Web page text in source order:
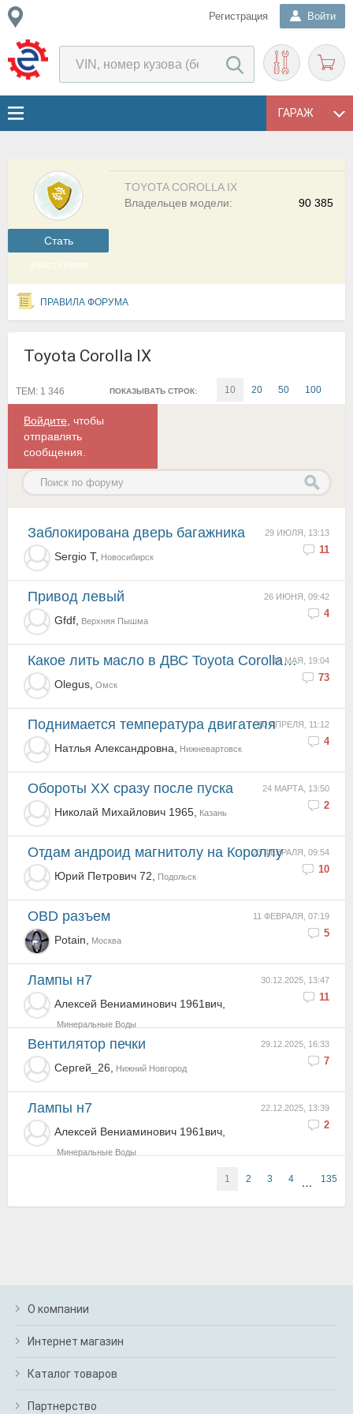
Регистрация Войти
ГАРАЖ
Cтать
участником
TOYOTA COROLLA IX
90 385
Владельцев модели:
ПРАВИЛА ФОРУМА
Toyota Corolla IX
ПОКАЗЫВАТЬ СТРОК: 10 20 50 100
ТЕМ: 1 346
Войдите , чтобы
отправлять
сообщения.
29 ИЮЛЯ, 13:13
11
Заблокирована дверь багажника
Sergio T, Новосибирск
26 ИЮНЯ, 09:42
4
Привод левый
Gfdf, Верхняя Пышма
18 МАЯ, 19:04
73
Какое лить масло в ДВС Toyota Corolla IX (e120) с мотором 1,6 3ZZFE пробег 150тыс
Olegus, Омск
10 АПРЕЛЯ, 11:12
4
Поднимается температура двигателя
Натлья Александровна, Нижневартовск
24 МАРТА, 13:50
2
Обороты ХХ сразу после пуска
Николай Михайлович 1965, Казань
23 ФЕВРАЛЯ, 09:54
10
Отдам андроид магнитолу на Короллу
Юрий Петрович 72, Подольск
11 ФЕВРАЛЯ, 07:19
5
OBD разъем
Potain, Москва
30.12.2025, 13:47
11
Лампы н7
Алексей Вениаминович 1961вич,
Минеральные Воды
29.12.2025, 16:33
7
Вентилятор печки
Сергей_26, Нижний Новгород
22.12.2025, 13:39
2
Лампы н7
Алексей Вениаминович 1961вич,
Минеральные Воды
1 2 3 4 … 135
О компании
Интернет магазин
Каталог товаров
Партнерство